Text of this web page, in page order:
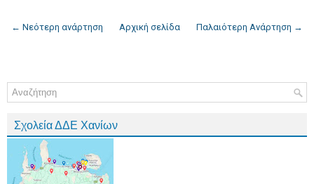
← Νεότερη ανάρτηση Παλαιότερη Ανάρτηση →
Αρχική σελίδα
Σχολεία ΔΔΕ Χανίων